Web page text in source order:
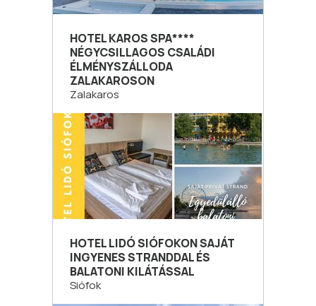
HOTEL KAROS SPA****
NÉGYCSILLAGOS CSALÁDI
ÉLMÉNYSZÁLLODA
ZALAKAROSON
Zalakaros
HOTEL LIDÓ SIÓFOKON SAJÁT
INGYENES STRANDDAL ÉS
BALATONI KILÁTÁSSAL
Siófok